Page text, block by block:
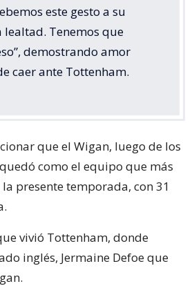
este gesto a su
Tenemos que
demostrando amor
caer ante Tottenham.
que el Wigan, luego de los
como el equipo que más
presente temporada, con 31
vivió Tottenham, donde
inglés, Jermaine Defoe que